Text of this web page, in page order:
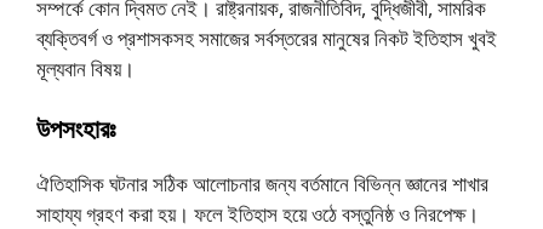
সম্পর্কে কোন দ্বিমত নেই। রাষ্ট্রনায়ক, রাজনীতিবিদ, বুদ্ধিজীবী, সামরিক
ব্যক্তিবর্গ ও প্রশাসকসহ সমাজের সর্বস্তরের মানুষের নিকট ইতিহাস খুবই
মূল্যবান বিষয়।
উপসংহারঃ
ঐতিহাসিক ঘটনার সঠিক আলােচনার জন্য বর্তমানে বিভিন্ন জ্ঞানের শাখার
সাহায্য গ্রহণ করা হয়। ফলে ইতিহাস হয়ে ওঠে বস্তুনিষ্ঠ ও নিরপেক্ষ।